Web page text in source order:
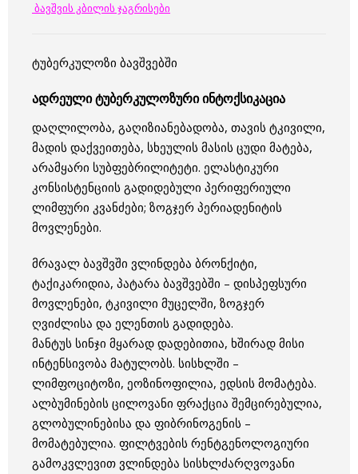
ბავშვის კბილის ჯაგრისები
ტუბერკულოზი ბავშვებში
ადრეული ტუბერკულოზური ინტოქსიკაცია
დაღლილობა, გაღიზიანებადობა, თავის ტკივილი,
მადის დაქვეითება, სხეულის მასის ცუდი მატება,
არამყარი სუბფებრილიტეტი. ელასტიკური
კონსისტენციის გადიდებული პერიფერიული
ლიმფური კვანძები; ზოგჯერ პერიადენიტის
მოვლენები.
მრავალ ბავშვში ვლინდება ბრონქიტი,
ტაქიკარიდია, პატარა ბავშვებში – დისპეფსური
მოვლენები, ტკივილი მუცელში, ზოგჯერ
ღვიძლისა და ელენთის გადიდება.
მანტუს სინჯი მყარად დადებითია, ხშირად მისი
ინტენსივობა მატულობს. სისხლში –
ლიმფოციტოზი, ეოზინოფილია, ედსის მომატება.
ალბუმინების ცილოვანი ფრაქცია შემცირებულია,
გლობულინებისა და ფიბრინოგენის –
მომატებულია. ფილტვების რენტგენოლოგიური
გამოკვლევით ვლინდება სისხლძარღვოვანი